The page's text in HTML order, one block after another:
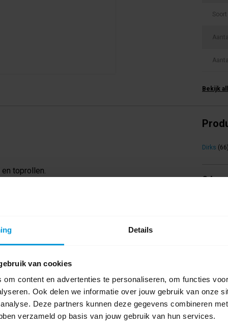
Details
van cookies
om content en advertenties te personaliseren, om functies
Ook delen we informatie over jouw gebruik van onze
Deze partners kunnen deze gegevens combineren
verzameld op basis van jouw gebruik van hun services.
Bekijk
toprollen.
Dirks (66)
0
Schrijf